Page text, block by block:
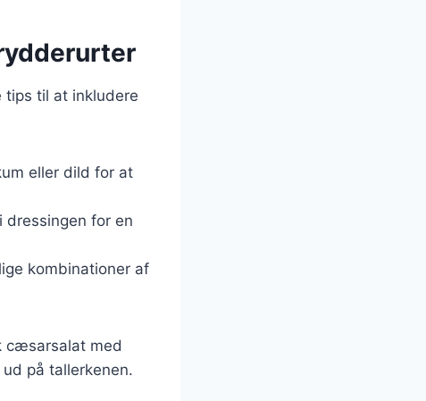
tips til at inkludere
eller dild for at
for en
kombinationer af
cæsarsalat med
på tallerkenen.